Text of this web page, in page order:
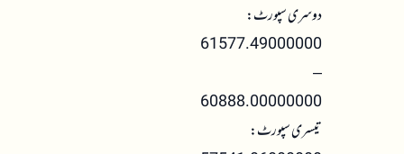
دوسری سپورٹ:
61577.49000000
–
60888.00000000
تیسری سپورٹ: